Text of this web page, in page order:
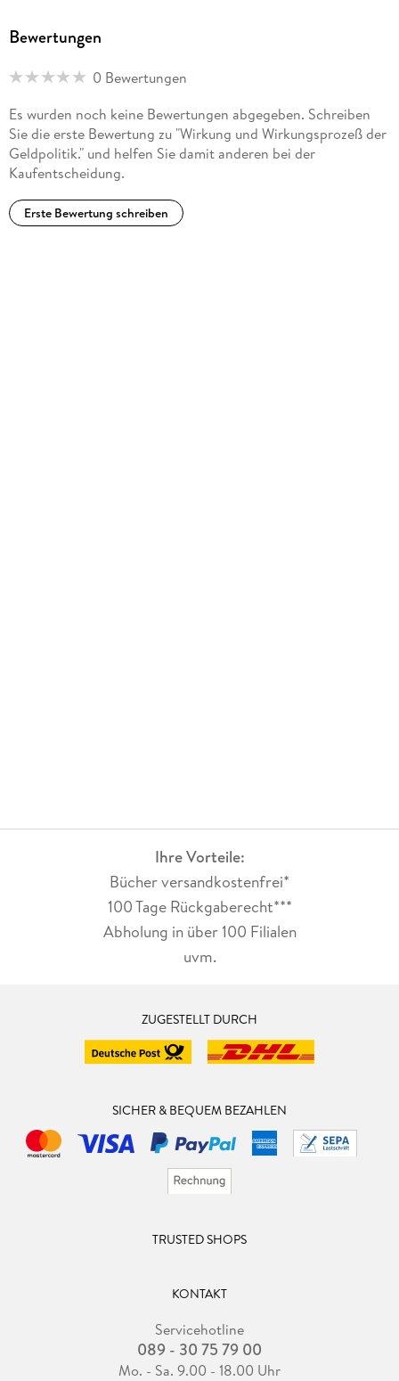
Bewertungen
0 Bewertungen
Es wurden noch keine Bewertungen abgegeben. Schreiben
Sie die erste Bewertung zu "Wirkung und Wirkungsprozeß der
Geldpolitik." und helfen Sie damit anderen bei der
Kaufentscheidung.
Erste Bewertung schreiben
Ihre Vorteile:
Bücher versandkostenfrei*
100 Tage Rückgaberecht***
Abholung in über 100 Filialen
uvm.
ZUGESTELLT DURCH
SICHER & BEQUEM BEZAHLEN
TRUSTED SHOPS
KONTAKT
Servicehotline
089 - 30 75 79 00
Mo. - Sa. 9.00 - 18.00 Uhr